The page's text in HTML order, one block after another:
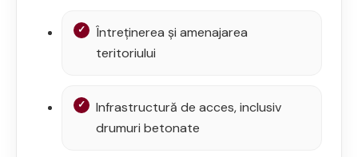
Întreținerea și amenajarea
teritoriului
Infrastructură de acces, inclusiv
drumuri betonate